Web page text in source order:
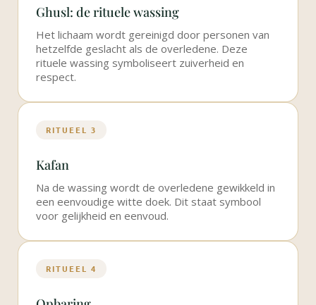
Ghusl: de rituele wassing
Het lichaam wordt gereinigd door personen van
hetzelfde geslacht als de overledene. Deze
rituele wassing symboliseert zuiverheid en
respect.
RITUEEL 3
Kafan
Na de wassing wordt de overledene gewikkeld in
een eenvoudige witte doek. Dit staat symbool
voor gelijkheid en eenvoud.
RITUEEL 4